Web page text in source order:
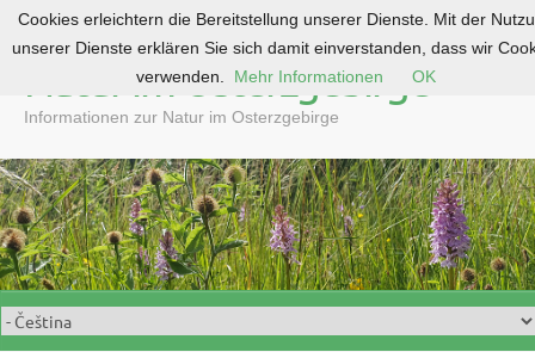
o
c
o
n
t
e
n
Natur im Osterzgebirge
Informationen zur Natur im Osterzgebirge
Cookies erleichtern die Bereitstellung unserer Dienste. Mit der
unserer Dienste erklären Sie sich damit einverstanden, dass wir
verwenden.
Mehr Informationen OK